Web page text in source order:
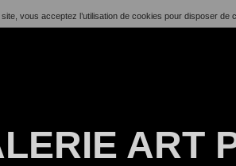
vous acceptez l’utilisation de cookies pour disposer
ART